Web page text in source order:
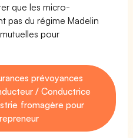
que les micro-
pas du régime Madelin
pour
prévoyances
/ Conductrice
fromagère pour